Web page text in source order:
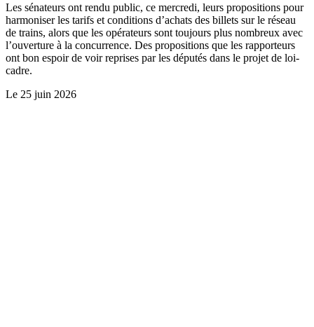
Les sénateurs ont rendu public, ce mercredi, leurs propositions pour
harmoniser les tarifs et conditions d’achats des billets sur le réseau
de trains, alors que les opérateurs sont toujours plus nombreux avec
l’ouverture à la concurrence. Des propositions que les rapporteurs
ont bon espoir de voir reprises par les députés dans le projet de loi-
cadre.
Le 25 juin 2026